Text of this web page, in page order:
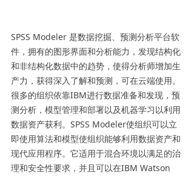
SPSS Modeler 是数据挖掘、预测分析平台软
件，拥有的图形界面和分析能力，发现结构化
和非结构化数据中的趋势，使得分析师增加生
产力，获得深入了解和预测，可在云端使用。
很多的组织依靠IBM进行数据准备和发现，预
测分析，模型管理和部署以及机器学习以利用
数据资产获利。SPSS Modeler使组织可以立
即使用算法和模型使组织能够利用数据资产和
现代应用程序。它适用于混合环境以满足的治
理和安全性要求，并且可以在IBM Watson